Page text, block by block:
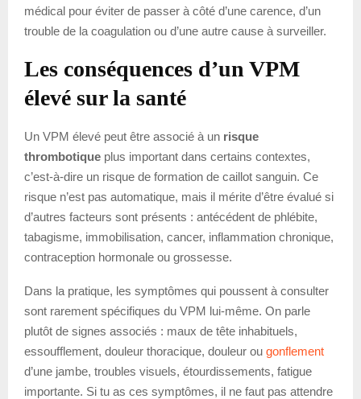
médical pour éviter de passer à côté d’une carence, d’un
trouble de la coagulation ou d’une autre cause à surveiller.
Les conséquences d’un VPM
élevé sur la santé
Un VPM élevé peut être associé à un risque
thrombotique plus important dans certains contextes,
c’est-à-dire un risque de formation de caillot sanguin. Ce
risque n’est pas automatique, mais il mérite d’être évalué si
d’autres facteurs sont présents : antécédent de phlébite,
tabagisme, immobilisation, cancer, inflammation chronique,
contraception hormonale ou grossesse.
Dans la pratique, les symptômes qui poussent à consulter
sont rarement spécifiques du VPM lui-même. On parle
plutôt de signes associés : maux de tête inhabituels,
essoufflement, douleur thoracique, douleur ou gonflement
d’une jambe, troubles visuels, étourdissements, fatigue
importante. Si tu as ces symptômes, il ne faut pas attendre